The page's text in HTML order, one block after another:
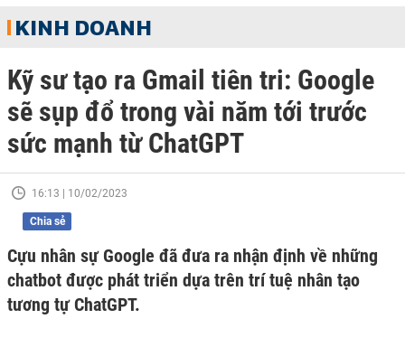
KINH DOANH
Kỹ sư tạo ra Gmail tiên tri: Google
sẽ sụp đổ trong vài năm tới trước
sức mạnh từ ChatGPT
16:13 | 10/02/2023
Chia sẻ
Cựu nhân sự Google đã đưa ra nhận định về những
chatbot được phát triển dựa trên trí tuệ nhân tạo
tương tự ChatGPT.